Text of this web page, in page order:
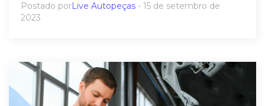
Postado porLive Autopeças - 15 de setembro de
2023